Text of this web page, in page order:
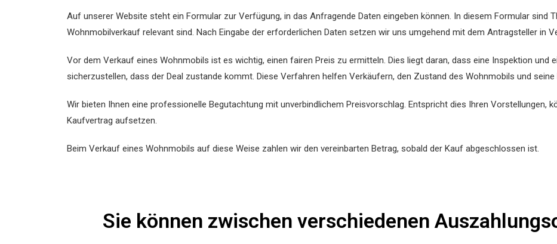
Auf unserer Website steht ein Formular zur Verfügung, in das Anfragende Daten eingeben können. In diesem Formular sind
Wohnmobilverkauf relevant sind. Nach Eingabe der erforderlichen Daten setzen wir uns umgehend mit dem Antragsteller in
Vor dem Verkauf eines Wohnmobils ist es wichtig, einen fairen Preis zu ermitteln. Dies liegt daran, dass eine Inspektion und
sicherzustellen, dass der Deal zustande kommt. Diese Verfahren helfen Verkäufern, den Zustand des Wohnmobils und
Wir bieten Ihnen eine professionelle Begutachtung mit unverbindlichem Preisvorschlag. Entspricht dies Ihren Vorstellungen,
Kaufvertrag aufsetzen.
Beim Verkauf eines Wohnmobils auf diese Weise zahlen wir den vereinbarten Betrag, sobald der Kauf abgeschlossen ist.
Sie können zwischen verschiedenen